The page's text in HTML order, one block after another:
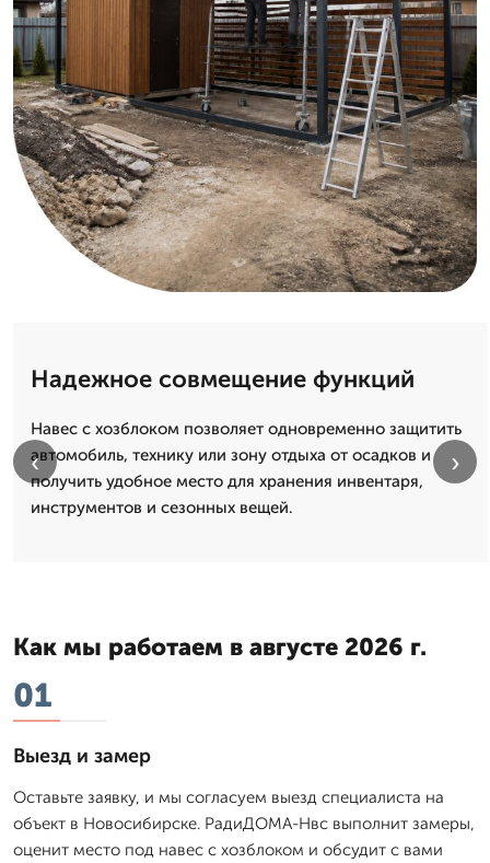
Надежное совмещение функций
Навес с хозблоком позволяет одновременно защитить
автомобиль, технику или зону отдыха от осадков и
получить удобное место для хранения инвентаря,
инструментов и сезонных вещей.
‹ ›
Как мы работаем в августе 2026 г.
01
Выезд и замер
Оставьте заявку, и мы согласуем выезд специалиста на
объект в Новосибирске. РадиДОМА-Нвс выполнит замеры,
оценит место под навес с хозблоком и обсудит с вами